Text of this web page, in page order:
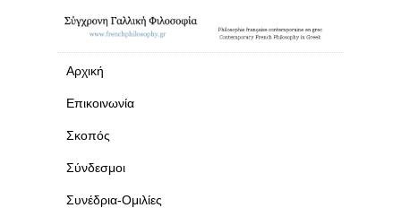
Αρχική
Επικοινωνία
Σκοπός
Σύνδεσμοι
Συνέδρια-Ομιλίες